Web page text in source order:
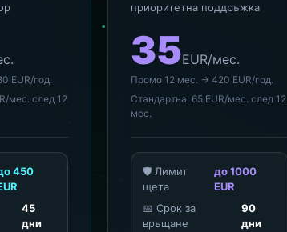
EUR/год.
мес. след 12
450
45
дни
приоритетна поддръжка
35EUR/мес.
Промо 12 мес. → 420 EUR/год.
Стандартна: 65 EUR/мес. след 12
мес.
🛡️ Лимит
щета
до 1000
EUR
📅 Срок за
връщане
90
дни